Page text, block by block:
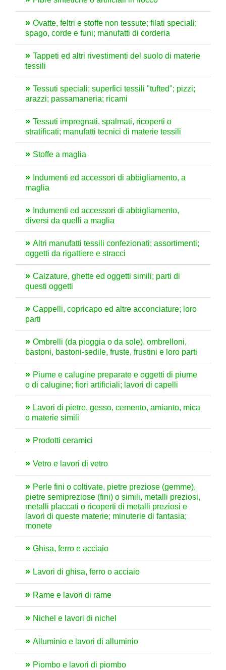
Ovatte, feltri e stoffe non tessute; filati speciali;
spago, corde e funi; manufatti di corderia
Tappeti ed altri rivestimenti del suolo di materie
tessili
Tessuti speciali; superfici tessili "tufted"; pizzi;
arazzi; passamaneria; ricami
Tessuti impregnati, spalmati, ricoperti o
stratificati; manufatti tecnici di materie tessili
Stoffe a maglia
Indumenti ed accessori di abbigliamento, a
maglia
Indumenti ed accessori di abbigliamento,
diversi da quelli a maglia
Altri manufatti tessili confezionati; assortimenti;
oggetti da rigattiere e stracci
Calzature, ghette ed oggetti simili; parti di
questi oggetti
Cappelli, copricapo ed altre acconciature; loro
parti
Ombrelli (da pioggia o da sole), ombrelloni,
bastoni, bastoni-sedile, fruste, frustini e loro parti
Piume e calugine preparate e oggetti di piume
o di calugine; fiori artificiali; lavori di capelli
Lavori di pietre, gesso, cemento, amianto, mica
o materie simili
Prodotti ceramici
Vetro e lavori di vetro
Perle fini o coltivate, pietre preziose (gemme),
pietre semipreziose (fini) o simili, metalli preziosi,
metalli placcati o ricoperti di metalli preziosi e
lavori di queste materie; minuterie di fantasia;
monete
Ghisa, ferro e acciaio
Lavori di ghisa, ferro o acciaio
Rame e lavori di rame
Nichel e lavori di nichel
Alluminio e lavori di alluminio
Piombo e lavori di piombo